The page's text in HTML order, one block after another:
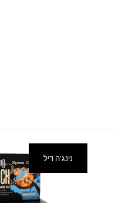
נינג'ה דיל